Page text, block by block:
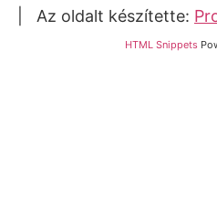
| Az oldalt készítette:
HTML Snippets